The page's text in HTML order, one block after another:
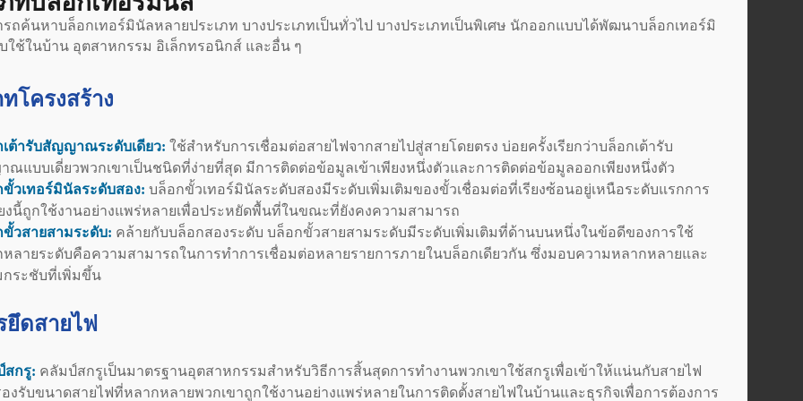
ถค้นหาบล็อกเทอร์มินัลหลายประเภท บางประเภทเป็นทั่วไป บางประเภทเป็นพิเศษ นักออกแบบได้พัฒนาบล็อกเทอร์มิ
ใช้ในบ้าน อุตสาหกรรม อิเล็กทรอนิกส์ และอื่น ๆ
โครงสร้าง
ต้ารับสัญญาณระดับเดียว: ใช้สำหรับการเชื่อมต่อสายไฟจากสายไปสู่สายโดยตรง บ่อยครั้งเรียกว่าบล็อกเต้ารับ
แบบเดี่ยวพวกเขาเป็นชนิดที่ง่ายที่สุด มีการติดต่อข้อมูลเข้าเพียงหนึ่งตัวและการติดต่อข้อมูลออกเพียงหนึ่งตัว
วเทอร์มินัลระดับสอง: บล็อกขั้วเทอร์มินัลระดับสองมีระดับเพิ่มเติมของขั้วเชื่อมต่อที่เรียงซ้อนอยู่เหนือระดับแรกการ
งนี้ถูกใช้งานอย่างแพร่หลายเพื่อประหยัดพื้นที่ในขณะที่ยังคงความสามารถ
วสายสามระดับ: คล้ายกับบล็อกสองระดับ บล็อกขั้วสายสามระดับมีระดับเพิ่มเติมที่ด้านบนหนึ่งในข้อดีของการใช้
ลายระดับคือความสามารถในการทำการเชื่อมต่อหลายรายการภายในบล็อกเดียวกัน ซึ่งมอบความหลากหลายและ
กระชับที่เพิ่มขึ้น
ยึดสายไฟ
สกรู: คลัมป์สกรูเป็นมาตรฐานอุตสาหกรรมสำหรับวิธีการสิ้นสุดการทำงานพวกเขาใช้สกรูเพื่อเข้าให้แน่นกับสายไฟ
งรับขนาดสายไฟที่หลากหลายพวกเขาถูกใช้งานอย่างแพร่หลายในการติดตั้งสายไฟในบ้านและธุรกิจเพื่อการต้องการ